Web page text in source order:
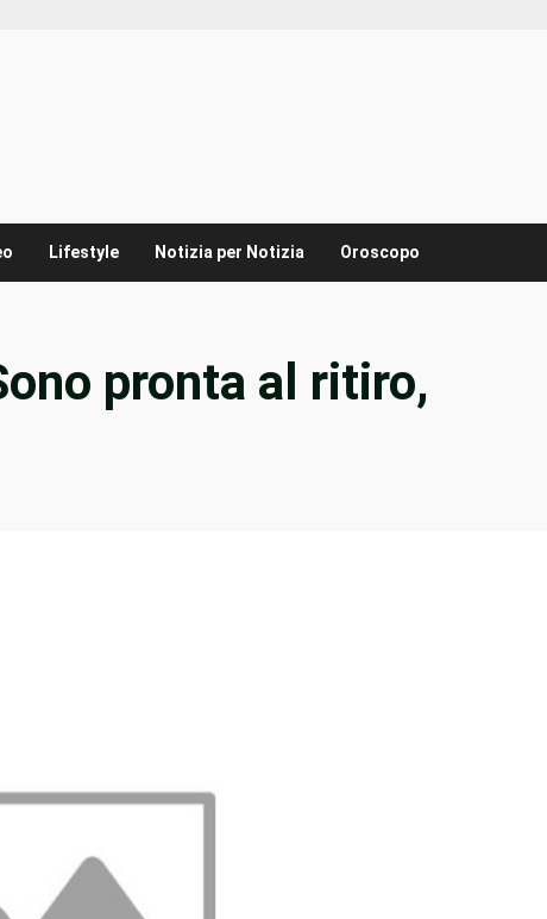
Lifestyle Notizia per Notizia Oroscopo
pronta al ritiro,